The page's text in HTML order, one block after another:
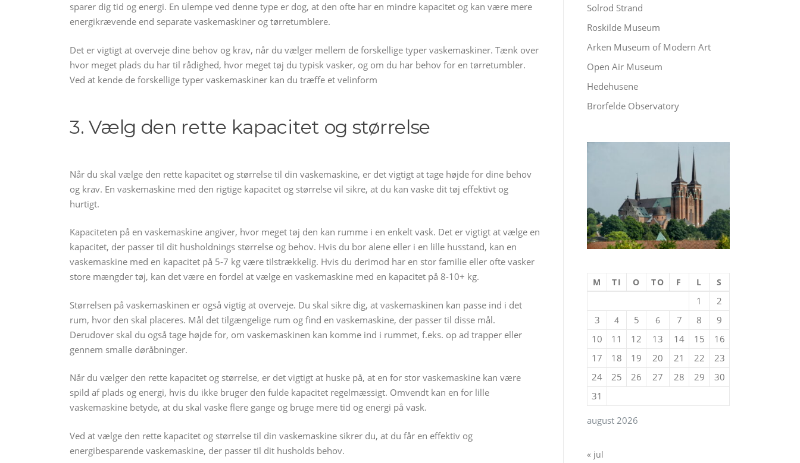
sparer dig tid og energi. En ulempe ved denne type er dog, at den ofte har en mindre kapacitet og kan være mere
energikrævende end separate vaskemaskiner og tørretumblere.
Det er vigtigt at overveje dine behov og krav, når du vælger mellem de forskellige typer vaskemaskiner. Tænk over
hvor meget plads du har til rådighed, hvor meget tøj du typisk vasker, og om du har behov for en tørretumbler.
Ved at kende de forskellige typer vaskemaskiner kan du træffe et velinform
3. Vælg den rette kapacitet og størrelse
Når du skal vælge den rette kapacitet og størrelse til din vaskemaskine, er det vigtigt at tage højde for dine behov
og krav. En vaskemaskine med den rigtige kapacitet og størrelse vil sikre, at du kan vaske dit tøj effektivt og
hurtigt.
Kapaciteten på en vaskemaskine angiver, hvor meget tøj den kan rumme i en enkelt vask. Det er vigtigt at vælge en
kapacitet, der passer til dit husholdnings størrelse og behov. Hvis du bor alene eller i en lille husstand, kan en
vaskemaskine med en kapacitet på 5-7 kg være tilstrækkelig. Hvis du derimod har en stor familie eller ofte vasker
store mængder tøj, kan det være en fordel at vælge en vaskemaskine med en kapacitet på 8-10+ kg.
Størrelsen på vaskemaskinen er også vigtig at overveje. Du skal sikre dig, at vaskemaskinen kan passe ind i det
rum, hvor den skal placeres. Mål det tilgængelige rum og find en vaskemaskine, der passer til disse mål.
Derudover skal du også tage højde for, om vaskemaskinen kan komme ind i rummet, f.eks. op ad trapper eller
gennem smalle døråbninger.
Når du vælger den rette kapacitet og størrelse, er det vigtigt at huske på, at en for stor vaskemaskine kan være
spild af plads og energi, hvis du ikke bruger den fulde kapacitet regelmæssigt. Omvendt kan en for lille
vaskemaskine betyde, at du skal vaske flere gange og bruge mere tid og energi på vask.
Ved at vælge den rette kapacitet og størrelse til din vaskemaskine sikrer du, at du får en effektiv og
energibesparende vaskemaskine, der passer til dit husholds behov.
Solrod Strand
Roskilde Museum
Arken Museum of Modern Art
Open Air Museum
Hedehusene
Brorfelde Observatory
august 2026
M TI O TO F L S
1
2
3
4 5 6 7 8
9
10
11 12 13 14 15
16
17
18 19 20 21 22
23
24
25 26 27 28 29
30
31
« jul